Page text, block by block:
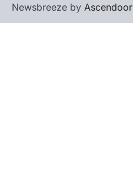
Newsbreeze by Ascendoor